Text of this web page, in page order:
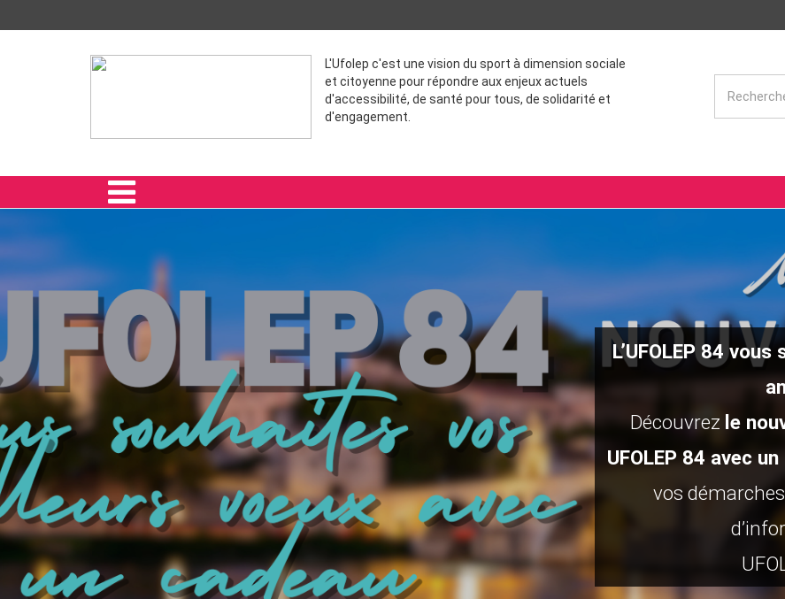
L'Ufolep c'est une vision du sport à dimension sociale
et citoyenne pour répondre aux enjeux actuels
d'accessibilité, de santé pour tous, de solidarité et
d'engagement.
SPORTIVES
FORMATION
VIE ASSOCIATIVE
NOTRE ORGANISME DE FORMATION
L’UFOLEP 84
Découvrez le
UFOLEP 84 avec
vos